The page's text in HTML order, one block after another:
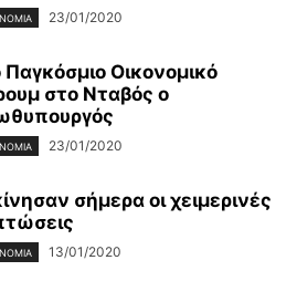
23/01/2020
Παγκόσμιο Οικονομικό
στο Νταβός ο
23/01/2020
σήμερα οι χειμερινές
13/01/2020